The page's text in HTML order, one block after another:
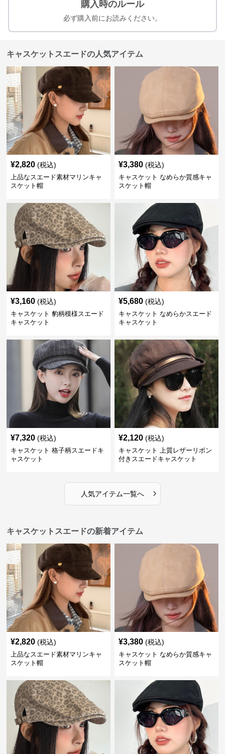
購入時のルール
必ず購入前にお読みください。
キャスケットスエードの人気アイテム
¥2,820 (税込)
上品なスエード素材マリンキャ
スケット帽
¥3,380 (税込)
キャスケット なめらか質感キャ
スケット帽
¥3,160 (税込)
キャスケット 豹柄模様スエード
キャスケット
¥5,680 (税込)
キャスケット なめらかスエード
キャスケット
¥7,320 (税込)
キャスケット 格子柄スエードキ
ャスケット
¥2,120 (税込)
キャスケット 上質レザーリボン
付きスエードキャスケット
人気アイテム一覧へ ›
キャスケットスエードの新着アイテム
¥2,820 (税込)
上品なスエード素材マリンキャ
スケット帽
¥3,380 (税込)
キャスケット なめらか質感キャ
スケット帽